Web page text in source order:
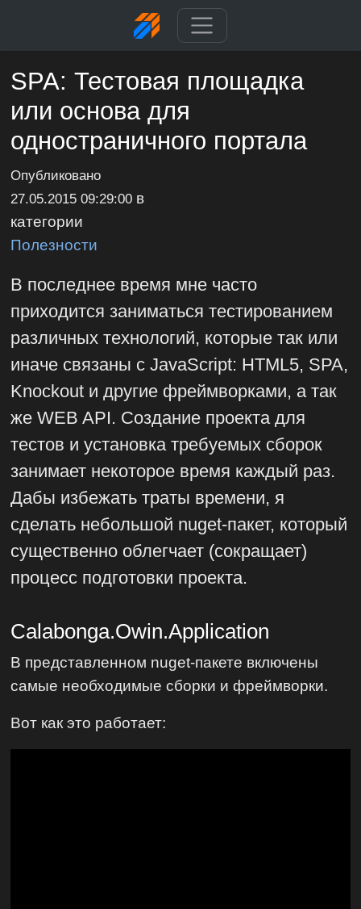
SPA: Тестовая площадка
или основа для
одностраничного портала
Опубликовано
27.05.2015 09:29:00 в
категории
Полезности
В последнее время мне часто
приходится заниматься тестированием
различных технологий, которые так или
иначе связаны с JavaScript: HTML5, SPA,
Knockout и другие фреймворками, а так
же WEB API. Создание проекта для
тестов и установка требуемых сборок
занимает некоторое время каждый раз.
Дабы избежать траты времени, я
сделать небольшой nuget-пакет, который
существенно облегчает (сокращает)
процесс подготовки проекта.
Calabonga.Owin.Application
В представленном nuget-пакете включены
самые необходимые сборки и фреймворки.
Вот как это работает: